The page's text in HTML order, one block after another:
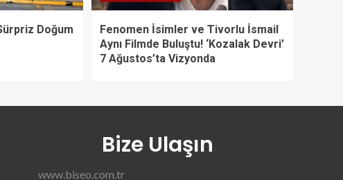
Doğum
Fenomen İsimler ve Tivorlu İsmail
Aynı Filmde Buluştu! ‘Kozalak Devri’
7 Ağustos’ta Vizyonda
Bize Ulaşın
www.biseo.com.tr